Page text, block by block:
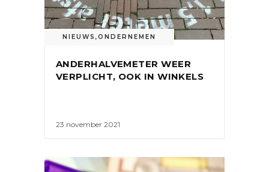
NIEUWS ,ONDERNEMEN
ANDERHALVEMETER WEER
VERPLICHT, OOK IN WINKELS
23 november 2021